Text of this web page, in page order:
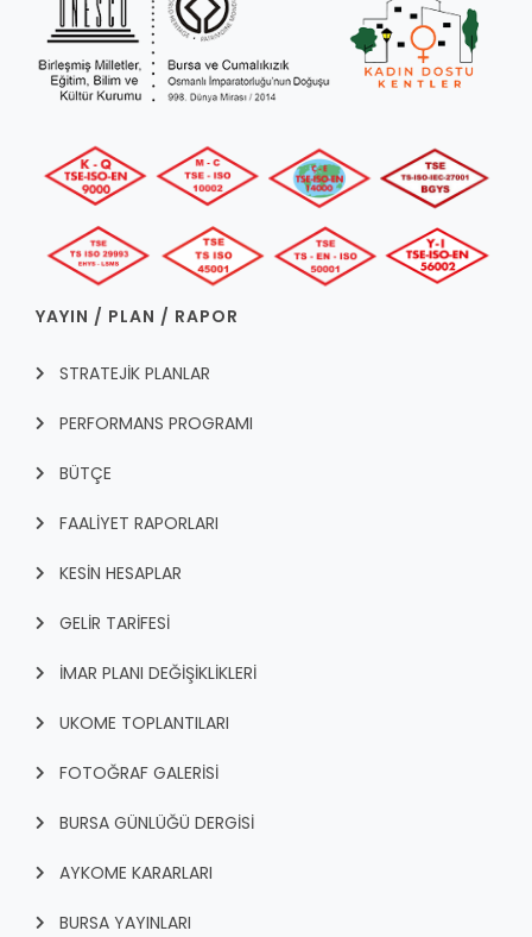
YAYIN / PLAN / RAPOR
STRATEJİK PLANLAR
PERFORMANS PROGRAMI
BÜTÇE
FAALİYET RAPORLARI
KESİN HESAPLAR
GELİR TARİFESİ
İMAR PLANI DEĞİŞİKLİKLERİ
UKOME TOPLANTILARI
FOTOĞRAF GALERİSİ
BURSA GÜNLÜĞÜ DERGİSİ
AYKOME KARARLARI
BURSA YAYINLARI